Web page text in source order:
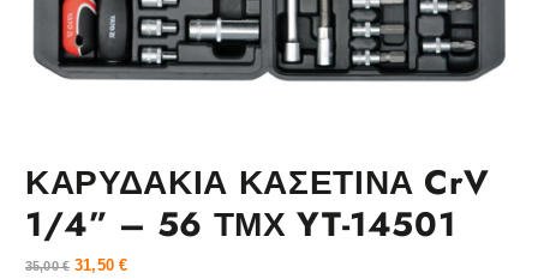
ΚΑΡΥΔΑΚΙΑ ΚΑΣΕΤΙΝΑ CrV
1/4” – 56 ΤΜΧ YT-14501
35,00€ 31,50 €